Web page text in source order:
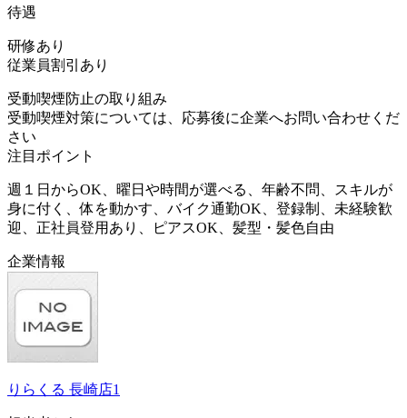
待遇
研修あり
従業員割引あり
受動喫煙防止の取り組み
受動喫煙対策については、応募後に企業へお問い合わせくだ
さい
注目ポイント
週１日からOK、曜日や時間が選べる、年齢不問、スキルが
身に付く、体を動かす、バイク通勤OK、登録制、未経験歓
迎、正社員登用あり、ピアスOK、髪型・髪色自由
企業情報
りらくる 長崎店1